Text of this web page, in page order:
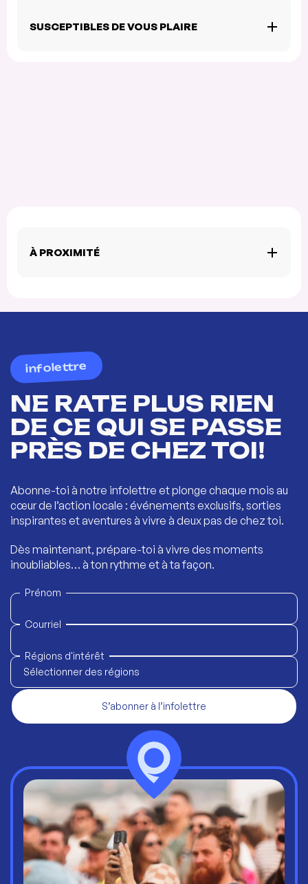
SUSCEPTIBLES DE VOUS PLAIRE
À PROXIMITÉ
infolettre
NE RATE PLUS RIEN
DE CE QUI SE PASSE
PRÈS DE CHEZ TOI!
Abonne-toi à notre infolettre et plonge chaque mois au
cœur de l’action locale : événements exclusifs, sorties
inspirantes et aventures à vivre à deux pas de chez toi.
Dès maintenant, prépare-toi à vivre des moments
inoubliables… à ton rythme et à ta façon.
Prénom
Courriel
Régions d'intérêt
Sélectionner des régions
S’abonner à l’infolettre